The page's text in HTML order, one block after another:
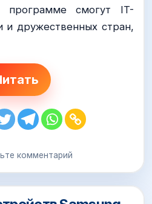
программе смогут IT-
и дружественных стран,
комментарий